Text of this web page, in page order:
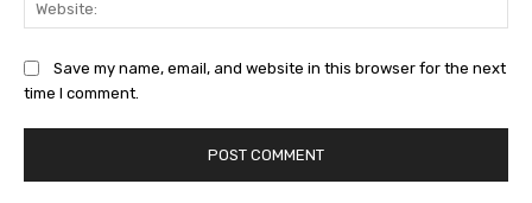
Save my name, email, and website in this browser for the next
time I comment.